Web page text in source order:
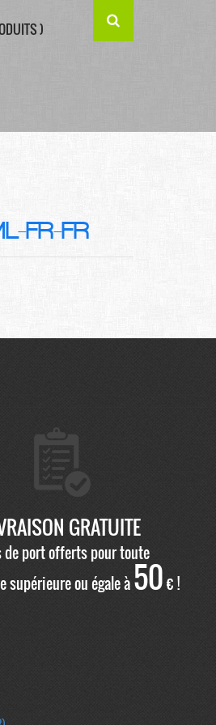
)
FR-FR
GRATUITE
de port offerts pour toute
supérieure ou égale à50€ !